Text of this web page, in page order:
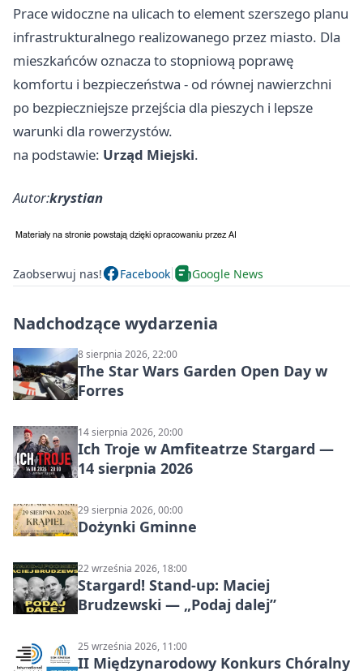
Prace widoczne na ulicach to element szerszego planu
infrastrukturalnego realizowanego przez miasto. Dla
mieszkańców oznacza to stopniową poprawę
komfortu i bezpieczeństwa - od równej nawierzchni
po bezpieczniejsze przejścia dla pieszych i lepsze
warunki dla rowerzystów.
na podstawie: Urząd Miejski.
Autor:krystian
Zaobserwuj nas! Facebook Google News
Nadchodzące wydarzenia
8 sierpnia 2026, 22:00
The Star Wars Garden Open Day w
Forres
14 sierpnia 2026, 20:00
Ich Troje w Amfiteatrze Stargard —
14 sierpnia 2026
29 sierpnia 2026, 00:00
Dożynki Gminne
22 września 2026, 18:00
Stargard! Stand-up: Maciej
Brudzewski — „Podaj dalej”
25 września 2026, 11:00
II Międzynarodowy Konkurs Chóralny